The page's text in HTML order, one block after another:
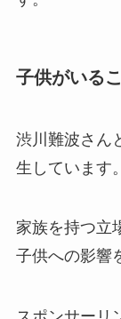
子供がいる
渋川難波さん
生しています。
家族を持つ立
子供への影響